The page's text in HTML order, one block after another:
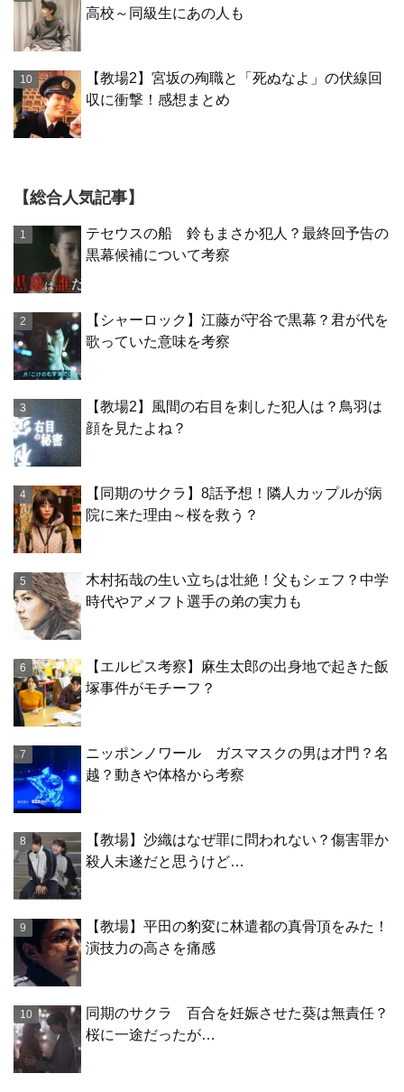
高校～同級生にあの人も
【教場2】宮坂の殉職と「死ぬなよ」の伏線回
収に衝撃！感想まとめ
【総合人気記事】
テセウスの船 鈴もまさか犯人？最終回予告の
黒幕候補について考察
【シャーロック】江藤が守谷で黒幕？君が代を
歌っていた意味を考察
【教場2】風間の右目を刺した犯人は？鳥羽は
顔を見たよね？
【同期のサクラ】8話予想！隣人カップルが病
院に来た理由～桜を救う？
木村拓哉の生い立ちは壮絶！父もシェフ？中学
時代やアメフト選手の弟の実力も
【エルピス考察】麻生太郎の出身地で起きた飯
塚事件がモチーフ？
ニッポンノワール ガスマスクの男は才門？名
越？動きや体格から考察
【教場】沙織はなぜ罪に問われない？傷害罪か
殺人未遂だと思うけど…
【教場】平田の豹変に林遣都の真骨頂をみた！
演技力の高さを痛感
同期のサクラ 百合を妊娠させた葵は無責任？
桜に一途だったが…